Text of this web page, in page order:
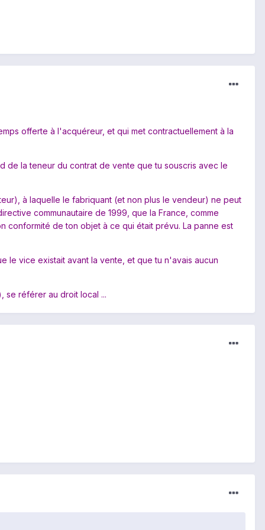
offerte à l'acquéreur, et qui met contractuellement à la
de la teneur du contrat de vente que tu souscris avec le
à laquelle le fabriquant (et non plus le vendeur) ne peut
communautaire de 1999, que la France, comme
conformité de ton objet à ce qui était prévu. La panne est
le vice existait avant la vente, et que tu n'avais aucun
se référer au droit local ...